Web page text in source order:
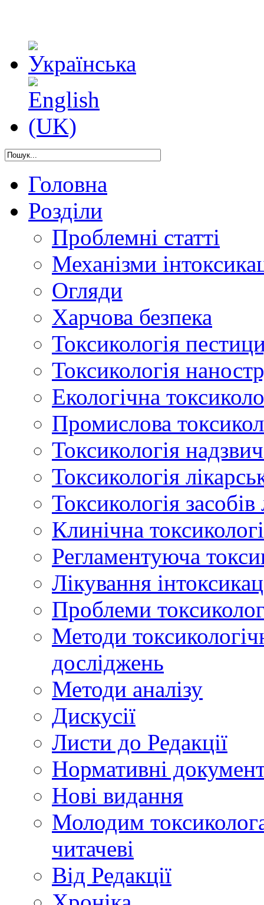
Головна
Розділи
Проблемні статті
Механізми
Огляди
Харчова безпека
Токсикологія
Токсикологія
Екологічна
Промислова
Токсикологія
Токсикологія
Токсикологія
Клинічна
Регламентуюча
Лікування
Проблеми
Методи
досліджень
Методи аналізу
Дискусії
Листи до Редакції
Нормативні
Нові видання
Молодим
читачеві
Від Редакції